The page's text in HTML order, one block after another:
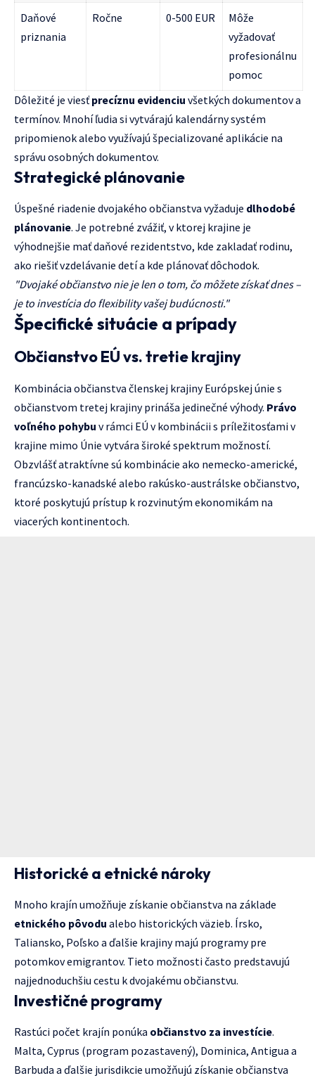
Daňové
priznania
Ročne 0-500 EUR
Môže
vyžadovať
profesionálnu
pomoc
Dôležité je viesť precíznu evidenciu všetkých dokumentov a
termínov. Mnohí ľudia si vytvárajú kalendárny systém
pripomienok alebo využívajú špecializované aplikácie na
správu osobných dokumentov.
Strategické plánovanie
Úspešné riadenie dvojakého občianstva vyžaduje dlhodobé
plánovanie. Je potrebné zvážiť, v ktorej krajine je
výhodnejšie mať daňové rezidentstvo, kde zakladať rodinu,
ako riešiť vzdelávanie detí a kde plánovať dôchodok.
"Dvojaké občianstvo nie je len o tom, čo môžete získať dnes –
je to investícia do flexibility vašej budúcnosti."
Špecifické situácie a prípady
Občianstvo EÚ vs. tretie krajiny
Kombinácia občianstva členskej krajiny Európskej únie s
občianstvom tretej krajiny prináša jedinečné výhody. Právo
voľného pohybu v rámci EÚ v kombinácii s príležitosťami v
krajine mimo Únie vytvára široké spektrum možností.
Obzvlášť atraktívne sú kombinácie ako nemecko-americké,
francúzsko-kanadské alebo rakúsko-austrálske občianstvo,
ktoré poskytujú prístup k rozvinutým ekonomikám na
viacerých kontinentoch.
Historické a etnické nároky
Mnoho krajín umožňuje získanie občianstva na základe
etnického pôvodu alebo historických väzieb. Írsko,
Taliansko, Poľsko a ďalšie krajiny majú programy pre
potomkov emigrantov. Tieto možnosti často predstavujú
najjednoduchšiu cestu k dvojakému občianstvu.
Investičné programy
Rastúci počet krajín ponúka občianstvo za investície.
Malta, Cyprus (program pozastavený), Dominica, Antigua a
Barbuda a ďalšie jurisdikcie umožňujú získanie občianstva